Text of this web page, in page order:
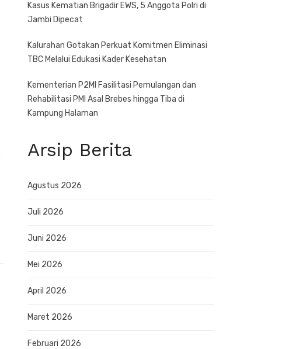
Kasus Kematian Brigadir EWS, 5 Anggota Polri di
Jambi Dipecat
Kalurahan Gotakan Perkuat Komitmen Eliminasi
TBC Melalui Edukasi Kader Kesehatan
Kementerian P2MI Fasilitasi Pemulangan dan
Rehabilitasi PMI Asal Brebes hingga Tiba di
Kampung Halaman
Arsip Berita
Agustus 2026
Juli 2026
Juni 2026
Mei 2026
April 2026
Maret 2026
Februari 2026